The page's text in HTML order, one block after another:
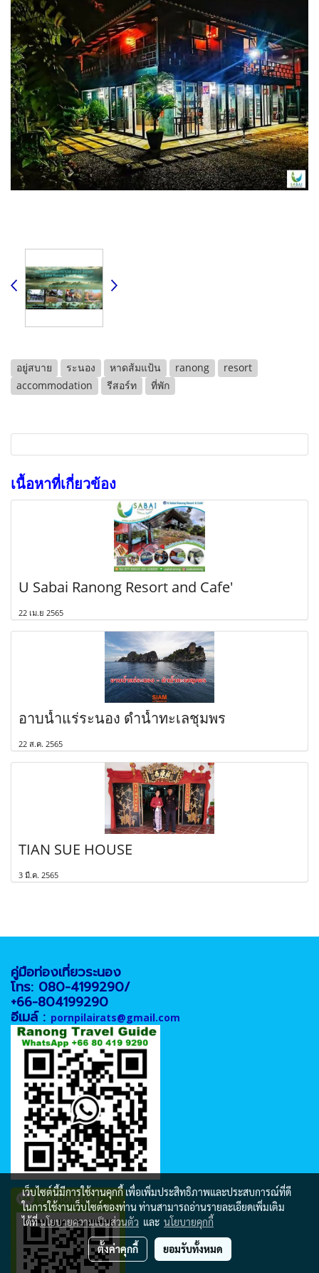
อยู่สบาย ระนอง หาดส้มแป้น ranong
resort
accommodation
รีสอร์ท ที่พัก
เนื้อหาที่เกี่ยวข้อง
U Sabai Ranong Resort and Cafe'
22 เม.ย 2565
อาบน้ำแร่ระนอง ดำน้ำทะเลชุมพร
22 ส.ค. 2565
TIAN SUE HOUSE
3 มี.ค. 2565
คู่มือท่องเที่ยวระนอง
โทร: 080-4199290/
+66-804199290
อีเมล์ : pornpilairats@gmail.com
@ranongtour
เว็บไซต์นี้มีการใช้งานคุกกี้ เพื่อเพิ่มประสิทธิภาพและประสบการณ์ที่ดี
ในการใช้งานเว็บไซต์ของท่าน ท่านสามารถอ่านรายละเอียดเพิ่มเติม
ได้ที่นโยบายความเป็นส่วนตัว และ นโยบายคุกกี้
ตั้งค่าคุกกี้ ยอมรับทั้งหมด